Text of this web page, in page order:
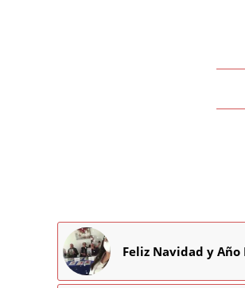
Feliz Navidad y Año